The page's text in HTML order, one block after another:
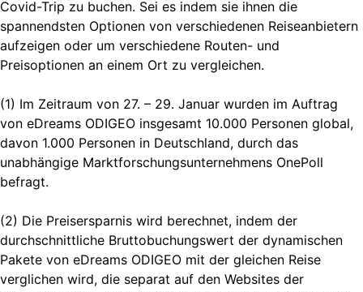
Covid-Trip zu buchen. Sei es indem sie ihnen die
spannendsten Optionen von verschiedenen Reiseanbietern
aufzeigen oder um verschiedene Routen- und
Preisoptionen an einem Ort zu vergleichen.
(1) Im Zeitraum von 27. – 29. Januar wurden im Auftrag
von eDreams ODIGEO insgesamt 10.000 Personen global,
davon 1.000 Personen in Deutschland, durch das
unabhängige Marktforschungsunternehmens OnePoll
befragt.
(2) Die Preisersparnis wird berechnet, indem der
durchschnittliche Bruttobuchungswert der dynamischen
Pakete von eDreams ODIGEO mit der gleichen Reise
verglichen wird, die separat auf den Websites der